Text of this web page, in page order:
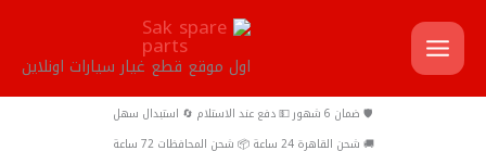
تخطي
إلى
المحتوى
اول موقع قطع غيار سيارات اونلاين
🛡️ ضمان 6 شهور 💵 دفع عند الاستلام 🔄 استبدال سهل
🚚 شحن القاهرة 24 ساعة 📦 شحن المحافظات 72 ساعة